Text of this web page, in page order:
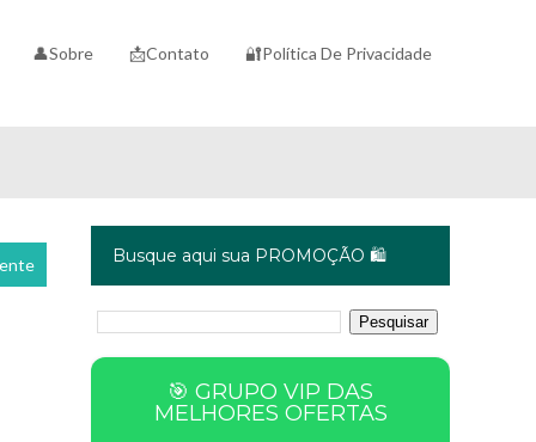
👤Sobre 📩Contato 🔐Política De Privacidade
Busque aqui sua PROMOÇÃO 🛍️
🎯 GRUPO VIP DAS
MELHORES OFERTAS